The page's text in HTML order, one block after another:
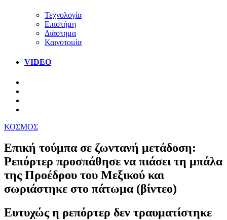
Τεχνολογία
Επιστήμη
Διάστημα
Καινοτομία
VIDEO
ΚΟΣΜΟΣ
Επική τούμπα σε ζωντανή μετάδοση:
Ρεπόρτερ προσπάθησε να πιάσει τη μπάλα
της Προέδρου του Μεξικού και
σωριάστηκε στο πάτωμα (βίντεο)
Ευτυχώς η ρεπόρτερ δεν τραυματίστηκε